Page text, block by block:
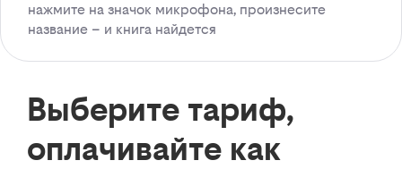
нажмите на значок микрофона, произнесите
название – и книга найдется
Выберите тариф,
оплачивайте как